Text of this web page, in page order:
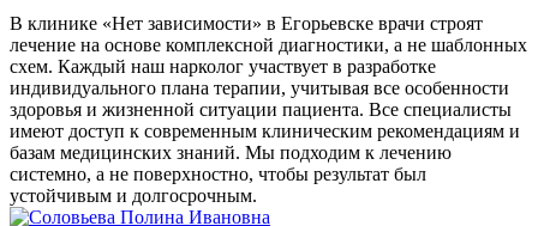
В клинике «Нет зависимости» в Егорьевске врачи строят
лечение на основе комплексной диагностики, а не шаблонных
схем. Каждый наш нарколог участвует в разработке
индивидуального плана терапии, учитывая все особенности
здоровья и жизненной ситуации пациента. Все специалисты
имеют доступ к современным клиническим рекомендациям и
базам медицинских знаний. Мы подходим к лечению
системно, а не поверхностно, чтобы результат был
устойчивым и долгосрочным.